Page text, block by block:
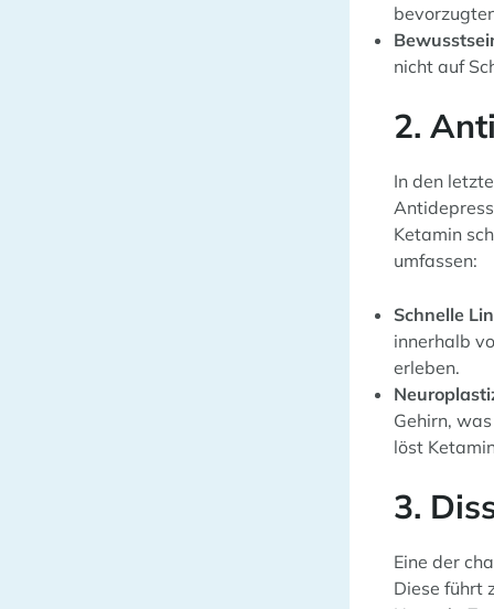
nicht auf
2.
In den
Ketamin
umfassen:
Schnelle
innerhalb
erleben.
Gehirn,
löst
3.
Eine der
Diese führt